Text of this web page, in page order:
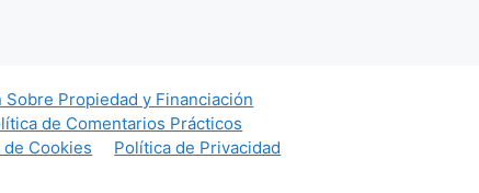
Sobre Propiedad y Financiación
de Comentarios Prácticos
Cookies
Política de Privacidad